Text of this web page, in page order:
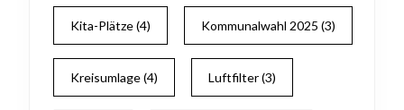
Kita-Plätze(4) Kommunalwahl 2025 (3)
Kreisumlage(4) Luftfilter(3)